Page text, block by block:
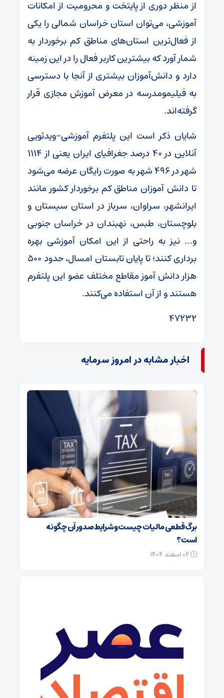
از منظر دوری از پایتخت و محرومیت از امکانات
آموزشی، می‌توان استان خراسان شمالی را یکی
از فعال‌ترین استان‌های مناطق کم برخوردار به
شمار آورد که بیشترین کاربر فعال را در این زمینه
دارد و دانش‌آموزان بیشتری از آنجا با دسترسی
به فیلیمومدرسه در معرض آموزش مجازی قرار
گرفته‌اند.
شایان ذکر است این پلتفرم آموزشی-ویدئویی
آنلاین در ۴۰ درصد جغرافیای ایران یعنی از ۱۱۱۴
شهر در ۴۹۶ شهر به صورت رایگان عرضه می‌شود
تا دانش آموزان مناطق کم برخوردار کشور مانند
ایرانشهر، سراوان، سرباز در استان سیستان و
بلوچستان، طبس، نهبندان در خراسان جنوبی
و… نیز به راحتی از این امکان آموزشی بهره
برداری کنند؛ تا پایان تابستان امسال، حدود ۵۰۰
هزار دانش آموز مقاطع مختلف عضو این پلتفرم
هستند و از آن استفاده می‌کنند.
۴۷۲۳۲
اخبار مشابه در امروز سرمایه
برگ قطعی مالیات چیست و شرایط صدور آن چگونه
است؟